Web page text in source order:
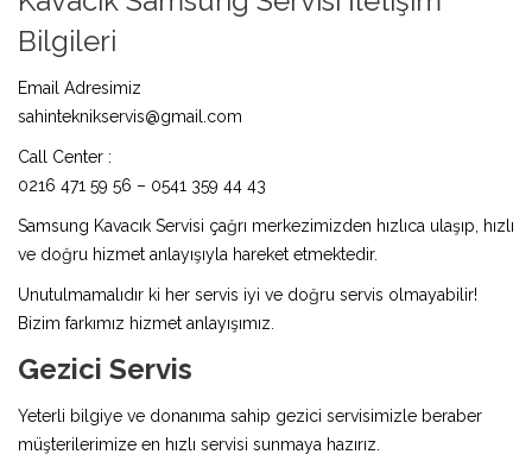
Bilgileri
Email Adresimiz
sahinteknikservis@gmail.com
Call Center :
0216 471 59 56 – 0541 359 44 43
Samsung Kavacık Servisi çağrı merkezimizden hızlıca ulaşıp, hızlı
ve doğru hizmet anlayışıyla hareket etmektedir.
Unutulmamalıdır ki her servis iyi ve doğru servis olmayabilir!
Bizim farkımız hizmet anlayışımız.
Gezici Servis
Yeterli bilgiye ve donanıma sahip gezici servisimizle beraber
müşterilerimize en hızlı servisi sunmaya hazırız.